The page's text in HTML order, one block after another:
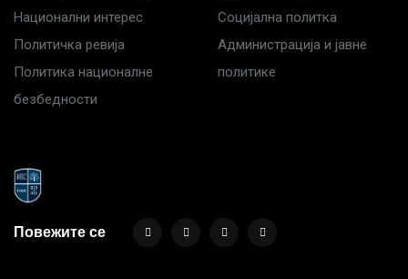
Национални интерес
Политичка ревија
Политика националне
безбедности
Социјална политка
Администрација и јавне
политике
Повежите се